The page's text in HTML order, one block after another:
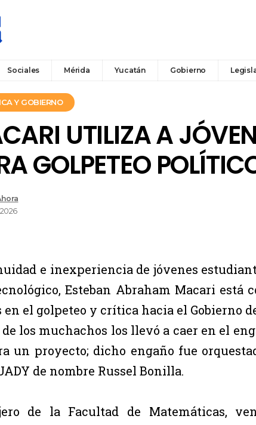
Sociales Mérida Yucatán Gobierno
Y GOBIERNO
UTILIZA A
GOLPETEO
e inexperiencia de jóvenes
Esteban Abraham Macari está
el golpeteo y crítica hacia el Gobierno
los muchachos los llevó a caer en el
un proyecto; dicho engaño fue
de nombre Russel Bonilla.
de la Facultad de Matemáticas,